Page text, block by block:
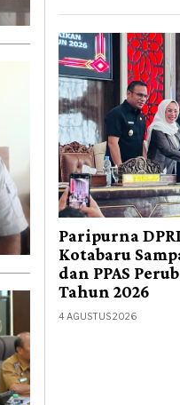
Paripurna
Kotabaru
dan PPAS
Tahun 2026
4 AGUSTUS 2026